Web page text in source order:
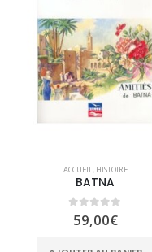
ACCUEIL, HISTOIRE
BATNA
0sur 5
59,00€